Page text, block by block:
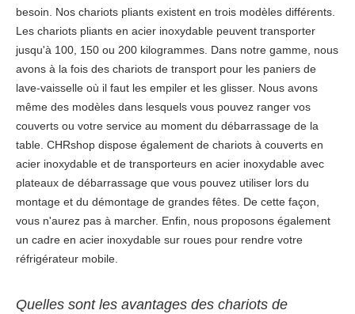
besoin. Nos chariots pliants existent en trois modèles différents.
Les chariots pliants en acier inoxydable peuvent transporter
jusqu'à 100, 150 ou 200 kilogrammes. Dans notre gamme, nous
avons à la fois des chariots de transport pour les paniers de
lave-vaisselle où il faut les empiler et les glisser. Nous avons
même des modèles dans lesquels vous pouvez ranger vos
couverts ou votre service au moment du débarrassage de la
table. CHRshop dispose également de chariots à couverts en
acier inoxydable et de transporteurs en acier inoxydable avec
plateaux de débarrassage que vous pouvez utiliser lors du
montage et du démontage de grandes fêtes. De cette façon,
vous n'aurez pas à marcher. Enfin, nous proposons également
un cadre en acier inoxydable sur roues pour rendre votre
réfrigérateur mobile.
Quelles sont les avantages des chariots de